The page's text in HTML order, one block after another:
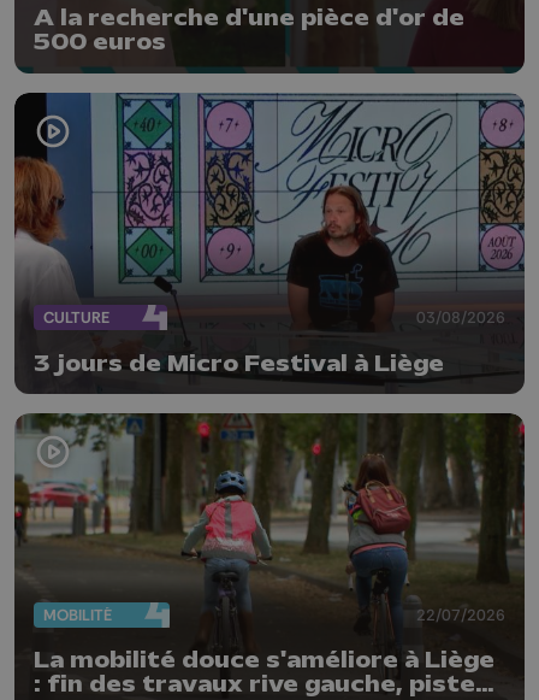
A la recherche d'une pièce d'or de
500 euros
CULTURE 03/08/2026
3 jours de Micro Festival à Liège
MOBILITÉ 22/07/2026
La mobilité douce s'améliore à Liège
: fin des travaux rive gauche, pistes